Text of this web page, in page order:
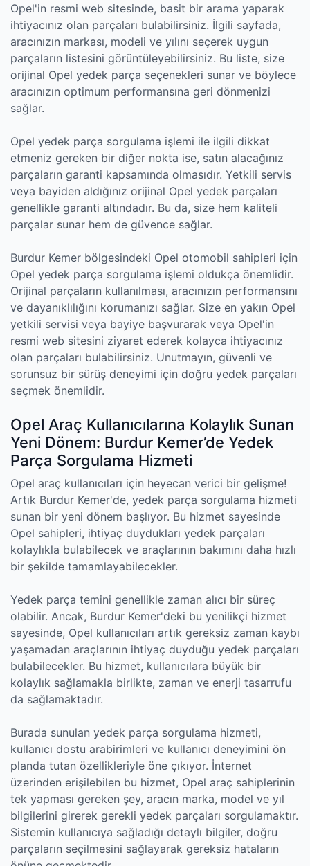
Opel'in resmi web sitesinde, basit bir arama yaparak
ihtiyacınız olan parçaları bulabilirsiniz. İlgili sayfada,
aracınızın markası, modeli ve yılını seçerek uygun
parçaların listesini görüntüleyebilirsiniz. Bu liste, size
orijinal Opel yedek parça seçenekleri sunar ve böylece
aracınızın optimum performansına geri dönmenizi
sağlar.
Opel yedek parça sorgulama işlemi ile ilgili dikkat
etmeniz gereken bir diğer nokta ise, satın alacağınız
parçaların garanti kapsamında olmasıdır. Yetkili servis
veya bayiden aldığınız orijinal Opel yedek parçaları
genellikle garanti altındadır. Bu da, size hem kaliteli
parçalar sunar hem de güvence sağlar.
Burdur Kemer bölgesindeki Opel otomobil sahipleri için
Opel yedek parça sorgulama işlemi oldukça önemlidir.
Orijinal parçaların kullanılması, aracınızın performansını
ve dayanıklılığını korumanızı sağlar. Size en yakın Opel
yetkili servisi veya bayiye başvurarak veya Opel'in
resmi web sitesini ziyaret ederek kolayca ihtiyacınız
olan parçaları bulabilirsiniz. Unutmayın, güvenli ve
sorunsuz bir sürüş deneyimi için doğru yedek parçaları
seçmek önemlidir.
Opel Araç Kullanıcılarına Kolaylık Sunan
Yeni Dönem: Burdur Kemer’de Yedek
Parça Sorgulama Hizmeti
Opel araç kullanıcıları için heyecan verici bir gelişme!
Artık Burdur Kemer'de, yedek parça sorgulama hizmeti
sunan bir yeni dönem başlıyor. Bu hizmet sayesinde
Opel sahipleri, ihtiyaç duydukları yedek parçaları
kolaylıkla bulabilecek ve araçlarının bakımını daha hızlı
bir şekilde tamamlayabilecekler.
Yedek parça temini genellikle zaman alıcı bir süreç
olabilir. Ancak, Burdur Kemer'deki bu yenilikçi hizmet
sayesinde, Opel kullanıcıları artık gereksiz zaman kaybı
yaşamadan araçlarının ihtiyaç duyduğu yedek parçaları
bulabilecekler. Bu hizmet, kullanıcılara büyük bir
kolaylık sağlamakla birlikte, zaman ve enerji tasarrufu
da sağlamaktadır.
Burada sunulan yedek parça sorgulama hizmeti,
kullanıcı dostu arabirimleri ve kullanıcı deneyimini ön
planda tutan özellikleriyle öne çıkıyor. İnternet
üzerinden erişilebilen bu hizmet, Opel araç sahiplerinin
tek yapması gereken şey, aracın marka, model ve yıl
bilgilerini girerek gerekli yedek parçaları sorgulamaktır.
Sistemin kullanıcıya sağladığı detaylı bilgiler, doğru
parçaların seçilmesini sağlayarak gereksiz hataların